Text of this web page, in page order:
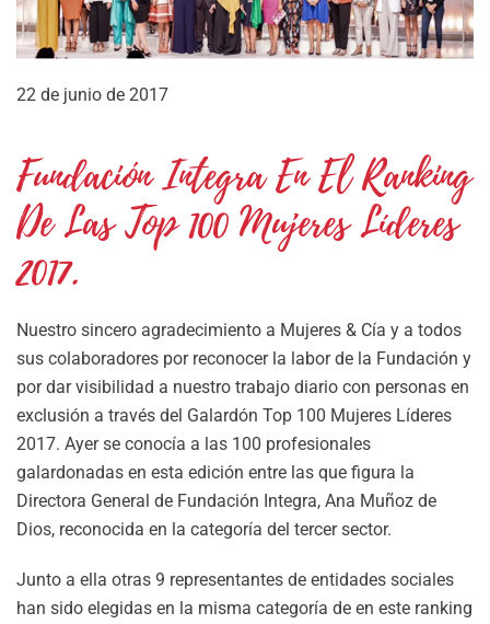
22 de junio de 2017
Fundación Integra En El Ranking
De Las Top 100 Mujeres Líderes
2017.
Nuestro sincero agradecimiento a Mujeres & Cía y a todos
sus colaboradores por reconocer la labor de la Fundación y
por dar visibilidad a nuestro trabajo diario con personas en
exclusión a través del Galardón Top 100 Mujeres Líderes
2017. Ayer se conocía a las 100 profesionales
galardonadas en esta edición entre las que figura la
Directora General de Fundación Integra, Ana Muñoz de
Dios, reconocida en la categoría del tercer sector.
Junto a ella otras 9 representantes de entidades sociales
han sido elegidas en la misma categoría de en este ranking